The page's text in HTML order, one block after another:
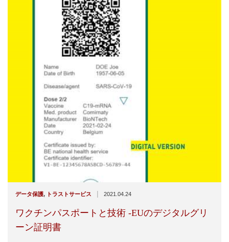
データ保護, トラストサービス | 2021.04.24
ワクチンパスポートと技術 -EUのデジタルグリ
ーン証明書